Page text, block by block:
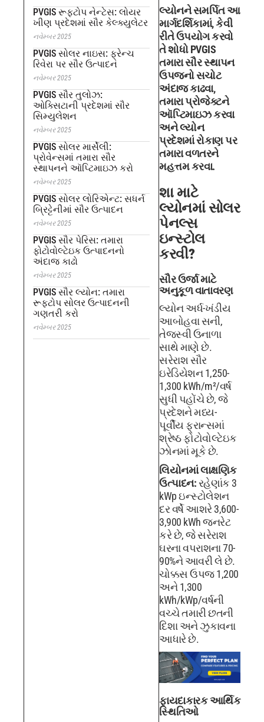
PVGIS રૂફટોપ નેન્ટેસ: લોયર
ખીણ પ્રદેશમાં સૌર કેલ્ક્યુલેટર
નવેમ્બર 2025
PVGIS સોલર નાઇસ: ફ્રેન્ચ
રિવેરા પર સૌર ઉત્પાદન
નવેમ્બર 2025
PVGIS સૌર તુલોઝ:
ઓક્સિટાની પ્રદેશમાં સૌર
સિમ્યુલેશન
નવેમ્બર 2025
PVGIS સોલર માર્સેલી:
પ્રોવેન્સમાં તમારા સૌર
સ્થાપનને ઑપ્ટિમાઇઝ કરો
નવેમ્બર 2025
PVGIS સોલર લોરિએન્ટ: સધર્ન
બ્રિટ્ટેનીમાં સૌર ઉત્પાદન
નવેમ્બર 2025
PVGIS સૌર પેરિસ: તમારા
ફોટોવોલ્ટેઇક ઉત્પાદનનો
અંદાજ કાઢો
નવેમ્બર 2025
PVGIS સૌર લ્યોન: તમારા
રૂફટોપ સોલર ઉત્પાદનની
ગણતરી કરો
નવેમ્બર 2025
લ્યોનને સમર્પિત આ
માર્ગદર્શિકામાં, કેવી
રીતે ઉપયોગ કરવો
તે શોધો PVGIS
તમારા સૌર સ્થાપન
ઉપજનો સચોટ
અંદાજ કાઢવા,
તમારા પ્રોજેક્ટને
ઑપ્ટિમાઇઝ કરવા
અને લ્યોન
પ્રદેશમાં રોકાણ પર
તમારા વળતરને
મહત્તમ કરવા.
શા માટે
લ્યોનમાં સોલર
પેનલ્સ
ઇન્સ્ટોલ
કરવી?
સૌર ઉર્જા માટે
અનુકૂળ વાતાવરણ
લ્યોન અર્ધ-ખંડીય
આબોહવા સની,
તેજસ્વી ઉનાળા
સાથે માણે છે.
સરેરાશ સૌર
ઇરેડિયેશન 1,250-
1,300 kWh/m²/વર્ષ
સુધી પહોંચે છે, જે
પ્રદેશને મધ્ય-
પૂર્વીય ફ્રાન્સમાં
શ્રેષ્ઠ ફોટોવોલ્ટેઇક
ઝોનમાં મૂકે છે.
લિયોનમાં લાક્ષણિક
ઉત્પાદન:રહેણાંક 3
kWp ઇન્સ્ટોલેશન
દર વર્ષે આશરે 3,600-
3,900 kWh જનરેટ
કરે છે, જે સરેરાશ
ઘરના વપરાશના 70-
90%ને આવરી લે છે.
ચોક્કસ ઉપજ 1,200
અને 1,300
kWh/kWp/વર્ષની
વચ્ચે તમારી છતની
દિશા અને ઝુકાવના
આધારે છે.
ફાયદાકારક આર્થિક
સ્થિતિઓ